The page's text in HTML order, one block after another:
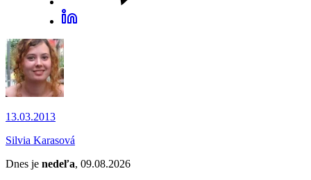
13.03.2013
Silvia Karasová
Dnes je nedeľa, 09.08.2026